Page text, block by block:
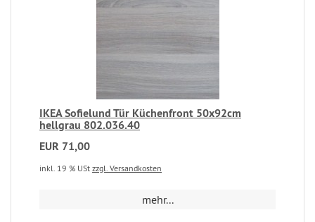
IKEA Sofielund Tür Küchenfront 50x92cm
hellgrau 802.036.40
EUR 71,00
inkl. 19 % USt zzgl. Versandkosten
mehr...